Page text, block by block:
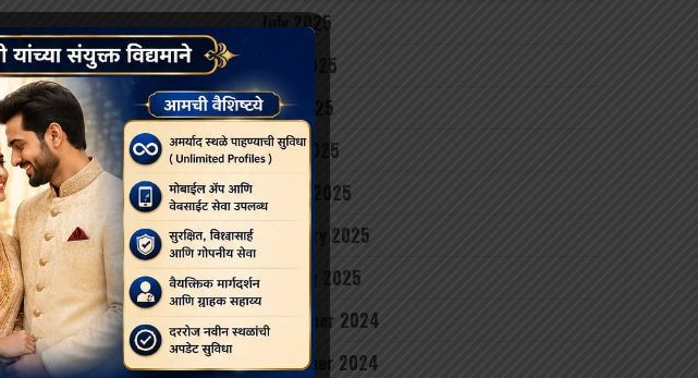
में रखता है, और बौद्ध धार्मिक
के बीच गहरे संबंध को
जुड़े धम्म प्रचारक आशीष बरुआ
से एकत्र किए थे।
द्वारा कानूनी और वैश्विक
राष्ट्रीय कांग्रेस के
मांग को नजरअंदाज किया
तो उन्होंने आश्वासन दिया
इसकी पूर्ण बहाली के लिए
July 2025
June 2025
May 2025
April 2025
March 2025
February 2025
January 2025
December 2024
November 2024